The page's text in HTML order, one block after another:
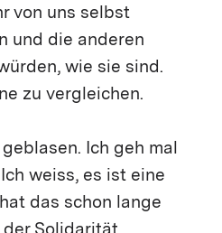
von uns selbst
und die anderen
wie sie sind.
zu vergleichen.
Ich geh mal
weiss, es ist eine
das schon lange